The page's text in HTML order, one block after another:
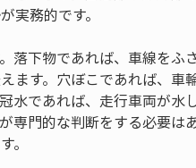
実務的です。
落下物であれば、車線を
ます。穴ぼこであれば、
水であれば、走行車両が
専門的な判断をする必要
。